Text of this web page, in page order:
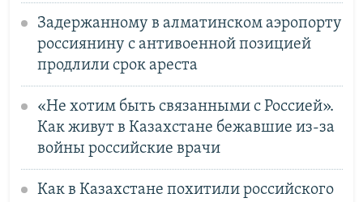
Задержанному в алматинском аэропорту
россиянину с антивоенной позицией
продлили срок ареста
«Не хотим быть связанными с Россией».
Как живут в Казахстане бежавшие из-за
войны российские врачи
Как в Казахстане похитили российского